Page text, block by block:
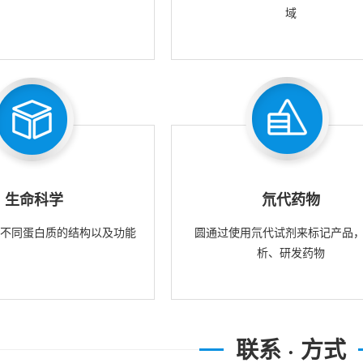
域
生命科学
同蛋白质的结构以及功能
氘代药物
圆通过使用氘代试剂来标记产品
析、研发药物
联系 · 方式